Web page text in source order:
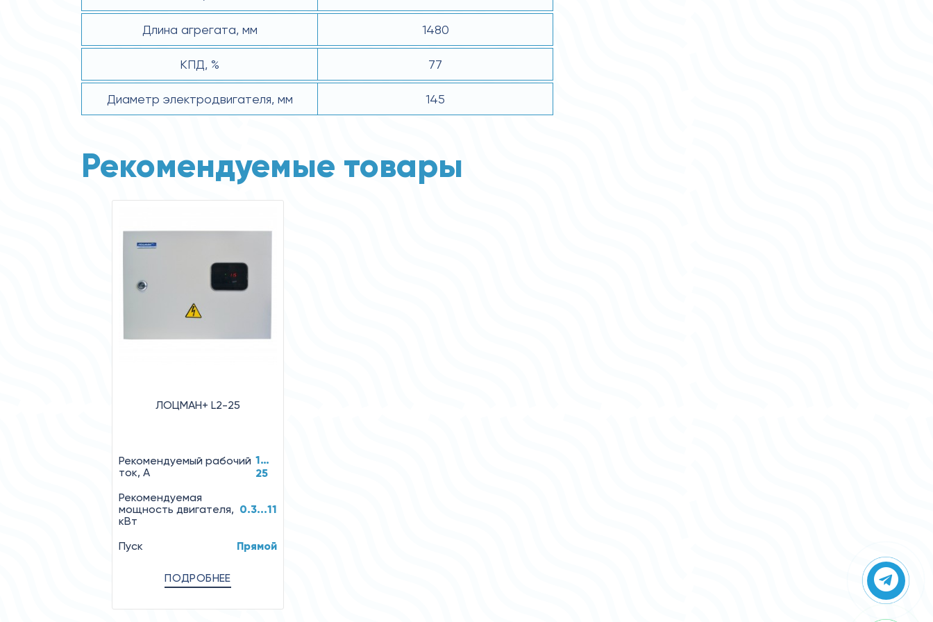
Длина агрегата, мм 1480
КПД, % 77
Диаметр электродвигателя, мм 145
Рекомендуемые товары
ЛОЦМАН+ L2-25
Рекомендуемый рабочий
ток, А
1…
25
Рекомендуемая
мощность двигателя,
кВт
0.3...11
Пуск Прямой
ПОДРОБНЕЕ